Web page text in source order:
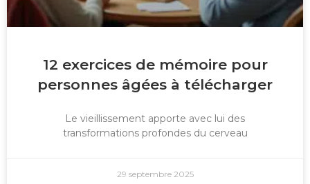
12 exercices de mémoire pour
personnes âgées à télécharger
Le vieillissement apporte avec lui des
transformations profondes du cerveau
29 septembre 2025